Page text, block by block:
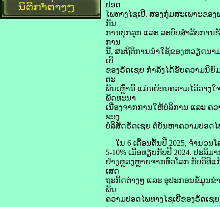
ປອດ​
ໄພ​ທາງ​ໄຊ​ເບີ. ສອງ​ກຸ່ມ​ສະເພາະ​ຂ
ກັນ​
ການ​ບຸກລຸກ ແລະ ລະບົບ​ສຳລັບ​ການ​
ການ​
ນີ້, ສະຖິຕິ​ການ​ນຳ​ໃຊ້​ຂອງ​ຫວຽດນາ
ເບີ​
ຂອງ​ຣັດ​ເຊຍ ກຳລັງ​ໄດ້​ຮັບ​ຄວາມ​ນິຍົ
ຕະ
ພັນ​ເຫຼົ່າ​ນີ້ ແມ່ນ​ຍ້ອນ​ຄວາມ​ໄວ້​ວາງ
ພັດທະນາ
ເນື່ອງ​ຈາກ​ການ​ໃຫ້​ບໍລິການ ແລະ ຄ
ຂອງ​
ບໍລິສັດ​ຣັດ​ເຊຍ ຕໍ່​ບັນຫາ​ຄວາມ​ປອດ​
ໃນ 6 ເດືອນ​ຕົ້ນ​ປີ 2025, ຈຳນວນ​
5-10% ເມື່ອ​ທຽບ​ກັບ​ປີ 2024. ປະລິ
ຢ່າງ​ຫຼວງຫຼາຍ​ຈາກ​ທົ່ວ​ໂລກ ກັບ​ວິທີ​
ເສດ
ຖະກິດ​ຕ່າງໆ ແລະ ອຸປະກອນ​ຂໍ້​ມູນ​ຂ່
ພັນ
ຄວາມ​ປອດ​ໄພ​ທາງ​ໄຊ​ເບີ​ຂອງ​ຣັດ​ເຊ